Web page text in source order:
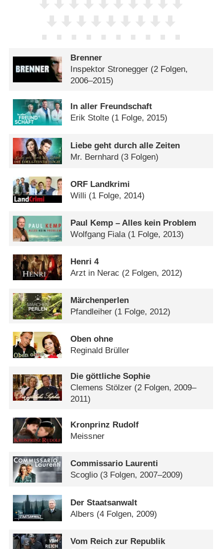
Brenner
Inspektor Stronegger (2 Folgen,
2006–2015)
In aller Freundschaft
Erik Stolte (1 Folge, 2015)
Liebe geht durch alle Zeiten
Mr. Bernhard (3 Folgen)
ORF Landkrimi
Willi (1 Folge, 2014)
Paul Kemp – Alles kein Problem
Wolfgang Fiala (1 Folge, 2013)
Henri 4
Arzt in Nerac (2 Folgen, 2012)
Märchenperlen
Pfandleiher (1 Folge, 2012)
Oben ohne
Reginald Brüller
Die göttliche Sophie
Clemens Stölzer (2 Folgen, 2009–
2011)
Kronprinz Rudolf
Meissner
Commissario Laurenti
Scoglio (3 Folgen, 2007–2009)
Der Staatsanwalt
Albers (4 Folgen, 2009)
Vom Reich zur Republik